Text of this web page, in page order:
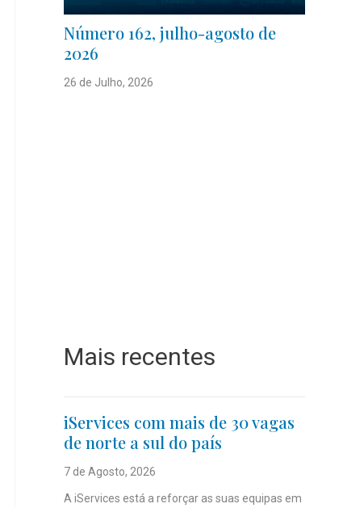
Número 162, julho-agosto de
2026
26 de Julho, 2026
Mais recentes
iServices com mais de 30 vagas
de norte a sul do país
7 de Agosto, 2026
A iServices está a reforçar as suas equipas em